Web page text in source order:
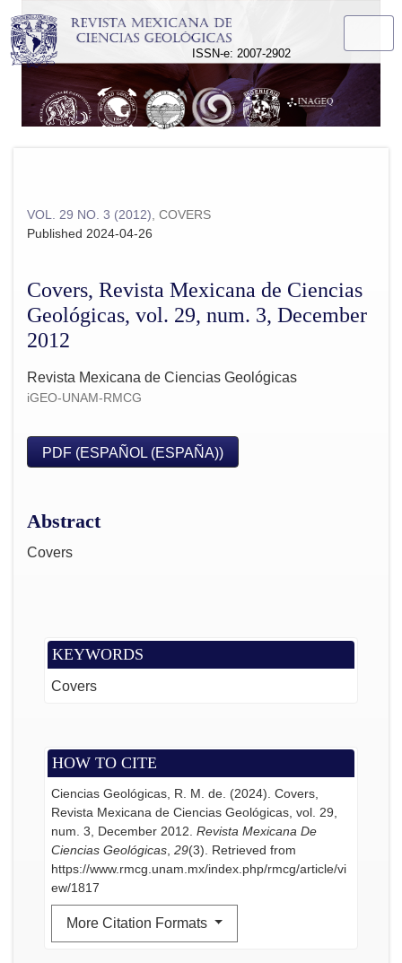
ISSN-e: 2007-2902
VOL. 29 NO. 3 (2012) COVERS
Covers, Revista Mexicana de Ciencias
Geológicas, vol. 29, num. 3, December
2012
Published 2024-04-26
Revista Mexicana de Ciencias Geológicas
iGEO-UNAM-RMCG
PDF (ESPAÑOL (ESPAÑA))
KEYWORDS
Covers
HOW TO CITE
Ciencias Geológicas, R. M. de. (2024). Covers,
Revista Mexicana de Ciencias Geológicas, vol. 29,
num. 3, December 2012. Revista Mexicana De
Ciencias Geológicas, 29(3). Retrieved from
https://www.rmcg.unam.mx/index.php/rmcg/article/vi
ew/1817
More Citation Formats
Abstract
Covers